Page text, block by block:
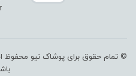
© تمام حقوق برای پوشاک نیو محفوظ